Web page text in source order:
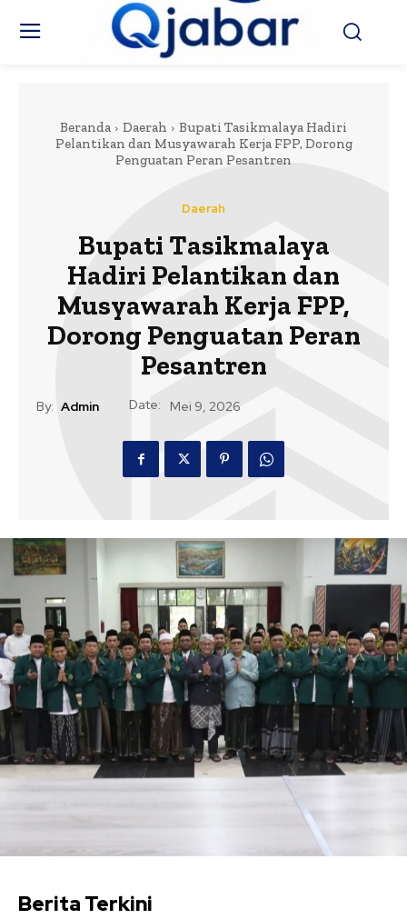
Beranda Daerah
Bupati Tasikmalaya Hadiri
Pelantikan dan Musyawarah Kerja FPP, Dorong
Penguatan Peran Pesantren
Daerah
Bupati Tasikmalaya
Hadiri Pelantikan dan
Musyawarah Kerja FPP,
Dorong Penguatan Peran
Pesantren
By: Admin Date: Mei 9, 2026
Berita Terkini